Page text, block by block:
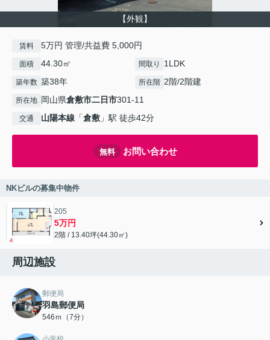
【外観】
賃料 5万円 管理/共益費 5,000円
面積 44.30㎡ 間取り 1LDK
築年数 築38年 所在階 2階/2階建
所在地 岡山県倉敷市二日市301-11
交通 山陽本線 「倉敷 」駅 徒歩42分
無料 お問い合わせ
NKビルの募集中物件
205
5万円
2階 / 13.40坪(44.30㎡)
周辺施設
郵便局
羽島郵便局
546ｍ（7分）